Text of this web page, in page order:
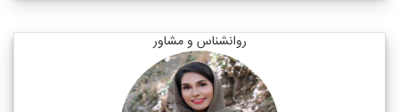
روانشناس و مشاور